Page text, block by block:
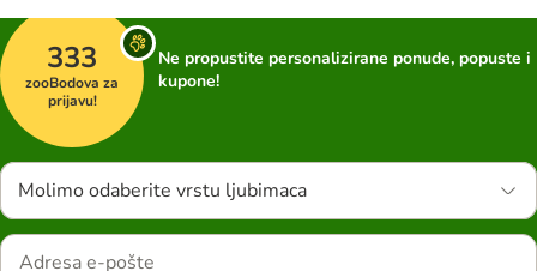
333
zooBodova za
prijavu!
Ne propustite personalizirane ponude, popuste i
kupone!
Molimo odaberite vrstu ljubimaca